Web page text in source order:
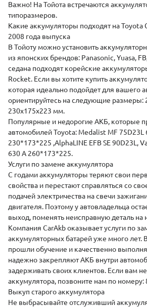
Важно! На Тойота встречаются
типоразмеров.
Какие аккумуляторы подходят на Toyota
2008 года выпуска
В Тойоту можно установить
из японских брендов: Panasonic, Yuasa,
седана подходят корейские
Rocket. Если вы хотите купить
которая идеально подойдет для вашего
ориентируйтесь на следующие размеры:
230х175х223 мм.
Популярные и недорогие АКБ, которые
автомобилей Toyota: Medalist MF 75D23L
230*173*225 ,AlphaLINE EFB SE 90D23L,
630 A 260*173*225.
Услуги по замене аккумулятора
С годами аккумуляторы теряют свои
свойства и перестают справляться со
подачей электричества на свечи
двигателя. Поэтому у автовладельца
выход, поменять неисправную деталь на
Компания CarAkb оказывает услуги по
аккумуляторных батарей уже много лет.
прошли обучение и качественно
надежно закрепляют АКБ внутри
задерживать своих клиентов. Если вам
аккумулятора, позвоните нам по номеру:
Выкуп старого аккумулятора
Не выбрасывайте отслуживший